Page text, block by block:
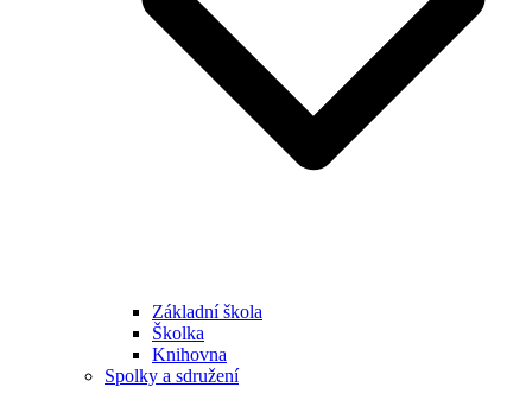
Základní škola
Školka
Knihovna
Spolky a sdružení